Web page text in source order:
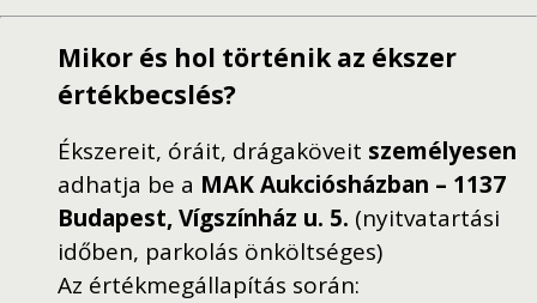
Mikor és hol történik az ékszer
értékbecslés?
Ékszereit, óráit, drágaköveit személyesen
adhatja be a MAK Aukciósházban – 1137
Budapest, Vígszínház u. 5. (nyitvatartási
időben, parkolás önköltséges)
Az értékmegállapítás során: